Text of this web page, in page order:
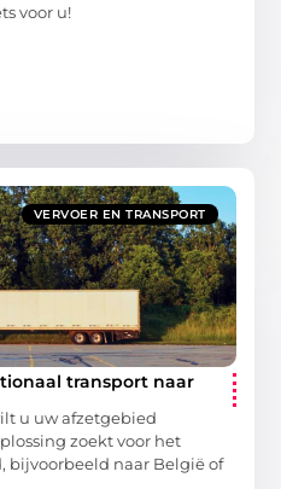
voor u!
VERVOER EN TRANSPORT
transport naar
u uw afzetgebied
zoekt voor het
bijvoorbeeld naar België of